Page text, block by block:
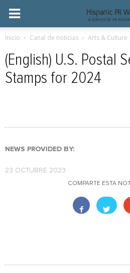
Inicio Canal de noticias Arts & Culture
(English) U.S. Postal
Stamps for 2024
NEWS PROVIDED BY:
23 OCTUBRE 2023
COMPARTE ESTA